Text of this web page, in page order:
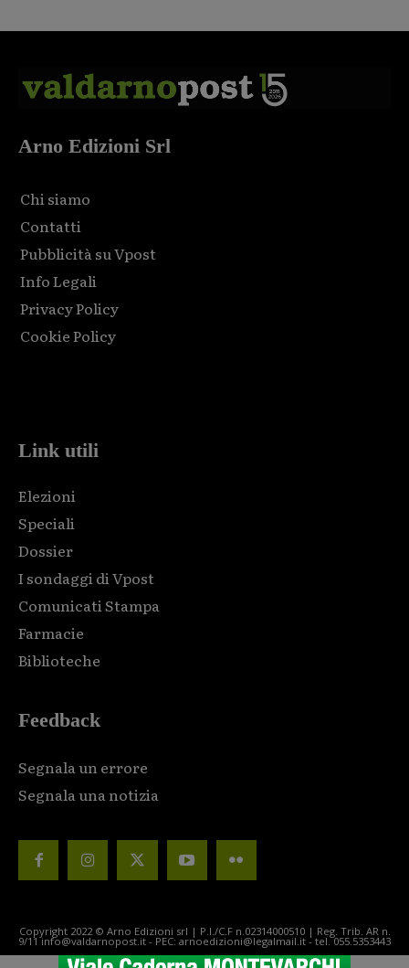
Arno Edizioni Srl
Chi siamo
Contatti
Pubblicità su Vpost
Info Legali
Privacy Policy
Cookie Policy
Link utili
Elezioni
Speciali
Dossier
I sondaggi di Vpost
Comunicati Stampa
Farmacie
Biblioteche
Feedback
Segnala un errore
Segnala una notizia
Copyright 2022 © Arno Edizioni srl | P.I./C.F n.02314000510 | Reg. Trib. AR n.
9/11 info@valdarnopost.it - PEC: arnoedizioni@legalmail.it - tel. 055.5353443